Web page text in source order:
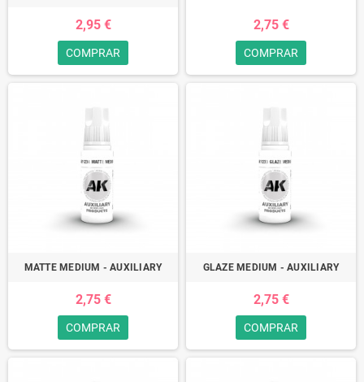
2,95 €
COMPRAR
2,75 €
COMPRAR
MATTE MEDIUM - AUXILIARY
2,75 €
COMPRAR
GLAZE MEDIUM - AUXILIARY
2,75 €
COMPRAR